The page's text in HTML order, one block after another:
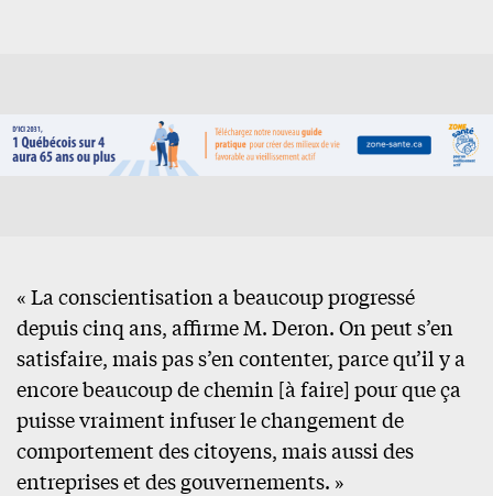
« La conscientisation a beaucoup progressé
depuis cinq ans, affirme M. Deron. On peut s’en
satisfaire, mais pas s’en contenter, parce qu’il y a
encore beaucoup de chemin [à faire] pour que ça
puisse vraiment infuser le changement de
comportement des citoyens, mais aussi des
entreprises et des gouvernements. »